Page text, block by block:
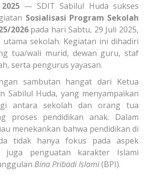
— SDIT Sabilul Huda sukses
Sosialisasi Program Sekolah
2026pada hari Sabtu, 29 Juli 2025,
sekolah. Kegiatan ini dihadiri
tua/wali murid, dewan guru, staf
serta pengurus yayasan.
sambutan hangat dari Ketua
Sabilul Huda, yang menyampaikan
antara sekolah dan orang tua
proses pendidikan anak. Dalam
menekankan bahwa pendidikan di
tidak hanya fokus pada aspek
juga penguatan karakter Islami
Bina Pribadi Islami(BPI).